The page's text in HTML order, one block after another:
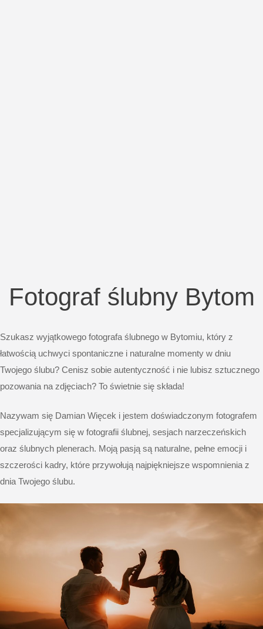
Fotograf ślubny Bytom
Szukasz wyjątkowego fotografa ślubnego w Bytomiu, który z
łatwością uchwyci spontaniczne i naturalne momenty w dniu
Twojego ślubu? Cenisz sobie autentyczność i nie lubisz sztucznego
pozowania na zdjęciach? To świetnie się składa!
Nazywam się Damian Więcek i jestem doświadczonym fotografem
specjalizującym się w fotografii ślubnej, sesjach narzeczeńskich
oraz ślubnych plenerach. Moją pasją są naturalne, pełne emocji i
szczerości kadry, które przywołują najpiękniejsze wspomnienia z
dnia Twojego ślubu.